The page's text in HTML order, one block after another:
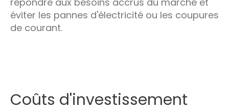
éviter les pannes d'électricité ou les coupures
de courant.
Coûts d'investissement